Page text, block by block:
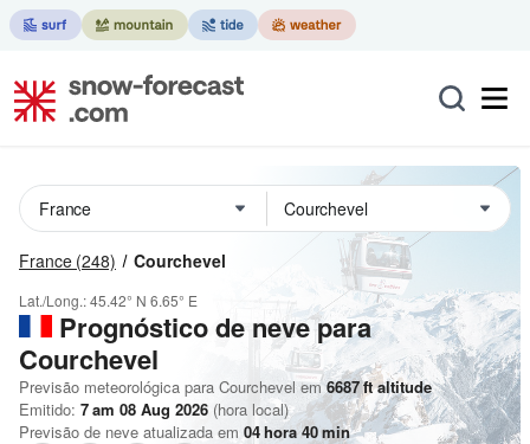
France (248) Courchevel
Lat./Long.:45.42° N 6.65° E
Prognóstico de neve para
Courchevel
Previsão meteorológica para Courchevel em 6687ftaltitude
Emitido: 7 am 08 Aug 2026 (hora local)
Previsão de neve atualizada em 04hora 40min